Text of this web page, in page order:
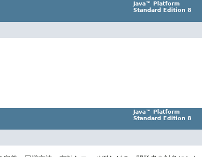
Java™ Platform
Standard Edition 8
Java™ Platform
Standard Edition 8